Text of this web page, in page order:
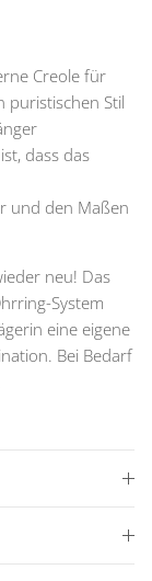
Creole für
puristischen Stil
dass das
und den Maßen
neu! Das
System
eine eigene
Bei Bedarf